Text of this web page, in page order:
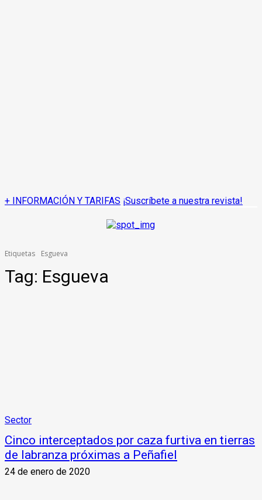
+ INFORMACIÓN Y TARIFAS ¡Suscríbete a nuestra revista!
Etiquetas Esgueva
Tag: Esgueva
Sector
Cinco interceptados por caza furtiva en tierras
de labranza próximas a Peñafiel
24 de enero de 2020